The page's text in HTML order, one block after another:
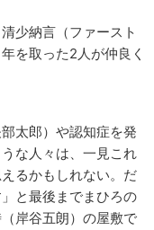
少納言（ファースト
を取った2人が仲良く
太郎）や認知症を発
な人々は、一見これ
るかもしれない。だ
と最後までまひろの
岸谷五朗）の屋敷で